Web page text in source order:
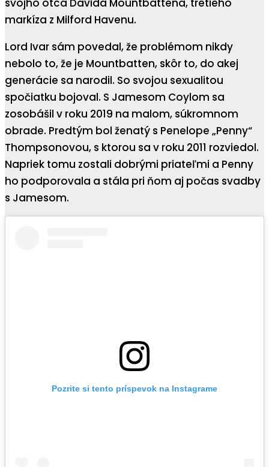
svojho otca Davida Mountbattena, tretieho
markíza z Milford Havenu.
Lord Ivar sám povedal, že problémom nikdy
nebolo to, že je Mountbatten, skôr to, do akej
generácie sa narodil. So svojou sexualitou
spočiatku bojoval. S Jamesom Coylom sa
zosobášil v roku 2019 na malom, súkromnom
obrade. Predtým bol ženatý s Penelope „Penny“
Thompsonovou, s ktorou sa v roku 2011 rozviedol.
Napriek tomu zostali dobrými priateľmi a Penny
ho podporovala a stála pri ňom aj počas svadby
s Jamesom.
Pozrite si tento príspevok na Instagrame